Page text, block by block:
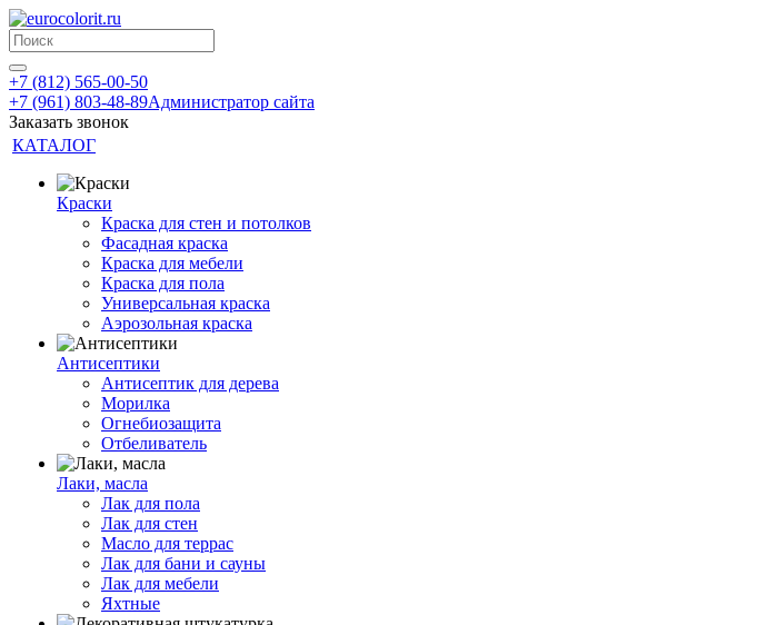
+7 (812) 565-00-50
+7 (961) 803-48-89Администратор сайта
Заказать звонок
КАТАЛОГ
Краски
Краска для стен и потолков
Фасадная краска
Краска для мебели
Краска для пола
Универсальная краска
Аэрозольная краска
Антисептики
Антисептик для дерева
Морилка
Огнебиозащита
Отбеливатель
Лаки, масла
Лак для пола
Лак для стен
Масло для террас
Лак для бани и сауны
Лак для мебели
Яхтные